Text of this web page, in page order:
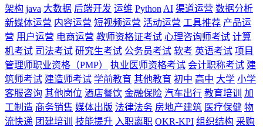
架构 java 大数据 后端开发 运维 Python AI 渠道运营 数据分析
新媒体运营 内容运营 短视频运营 活动运营 工具推荐 产品运
营 用户运营 电商运营 教师资格证考试 心理咨询师考试 计算
机考试 司法考试 研究生考试 公务员考试 软考 英语考试 项目
管理师职业资格（PMP）
执业医师资格考试 会计职称考试 建
筑师考试 建造师考试 学前教育 其他教育 初中 高中 大学 小学
客服咨询 其他岗位 酒店餐饮 金融保险 汽车出行 教育培训
加
工制造 商务销售 媒体出版 法律法务 房地产建筑 医疗保健 物
流快递 团建培训 技能提升 入职离职 OKR-KPI 组织结构 采购